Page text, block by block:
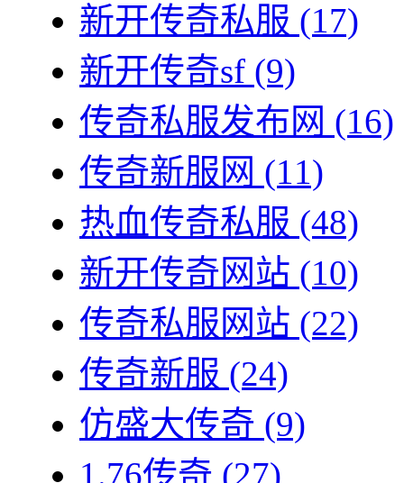
新开传奇私服 (17)
新开传奇sf (9)
传奇私服发布网 (16)
传奇新服网 (11)
热血传奇私服 (48)
新开传奇网站 (10)
传奇私服网站 (22)
传奇新服 (24)
仿盛大传奇 (9)
1.76传奇 (27)